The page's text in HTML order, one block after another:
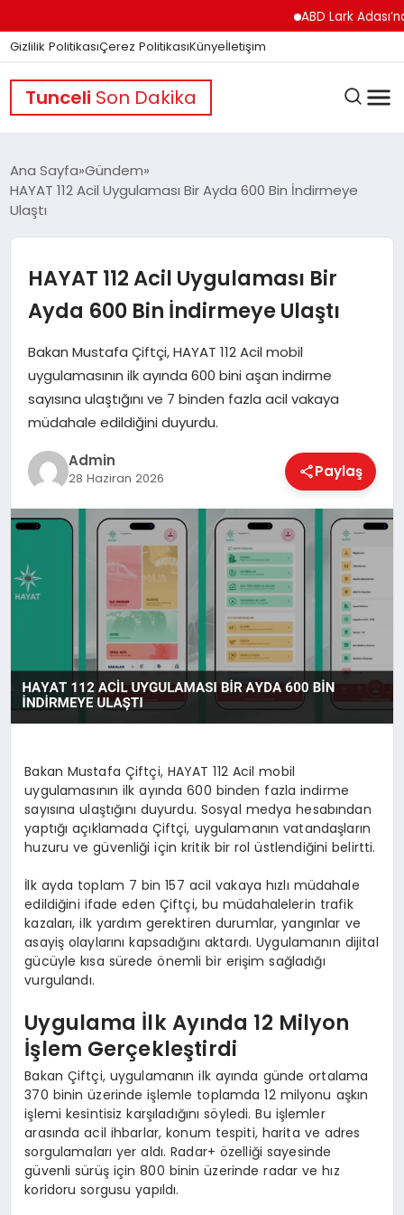
ABD Lark Adası’na
Gizlilik PolitikasıÇerez PolitikasıKünyeİletişim
Tunceli Son Dakika
GÜNDEM
DÜNYA
EĞITIM
EKONOMI
MAGAZIN
TEKNOLOJI
Ana Sayfa Gündem
HAYAT 112 Acil Uygulaması Bir Ayda 600 Bin İndirmeye
Ulaştı
HAYAT 112 Acil Uygulaması Bir
Ayda 600 Bin İndirmeye Ulaştı
Bakan Mustafa Çiftçi, HAYAT 112 Acil mobil
uygulamasının ilk ayında 600 bini aşan indirme
sayısına ulaştığını ve 7 binden fazla acil vakaya
müdahale edildiğini duyurdu.
Admin
28 Haziran 2026 Paylaş
Bakan Mustafa Çiftçi, HAYAT 112 Acil mobil
uygulamasının ilk ayında 600 binden fazla indirme
sayısına ulaştığını duyurdu. Sosyal medya hesabından
yaptığı açıklamada Çiftçi, uygulamanın vatandaşların
huzuru ve güvenliği için kritik bir rol üstlendiğini belirtti.
İlk ayda toplam 7 bin 157 acil vakaya hızlı müdahale
edildiğini ifade eden Çiftçi, bu müdahalelerin trafik
kazaları, ilk yardım gerektiren durumlar, yangınlar ve
asayiş olaylarını kapsadığını aktardı. Uygulamanın dijital
gücüyle kısa sürede önemli bir erişim sağladığı
vurgulandı.
Uygulama İlk Ayında 12 Milyon
İşlem Gerçekleştirdi
Bakan Çiftçi, uygulamanın ilk ayında günde ortalama
370 binin üzerinde işlemle toplamda 12 milyonu aşkın
işlemi kesintisiz karşıladığını söyledi. Bu işlemler
arasında acil ihbarlar, konum tespiti, harita ve adres
sorgulamaları yer aldı. Radar+ özelliği sayesinde
güvenli sürüş için 800 binin üzerinde radar ve hız
koridoru sorgusu yapıldı.